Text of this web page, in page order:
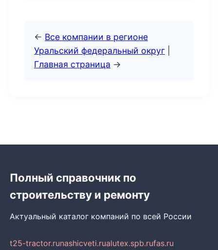
← Все компании в регионе
Уральский федеральный округ
Главная страница →
Полный справочник по
строительству и ремонту
Актуальный каталог компаний по всей России
t25-tractor.runashicveti.rualutex.spb.rufas.ru